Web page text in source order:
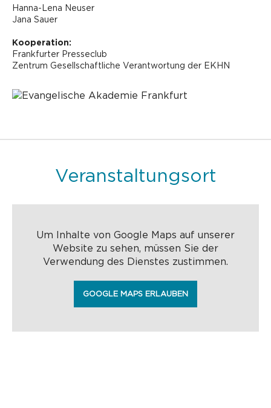
Hanna-Lena Neuser
Jana Sauer
Kooperation:
Frankfurter Presseclub
Zentrum Gesellschaftliche Verantwortung der EKHN
Veranstaltungsort
Um Inhalte von Google Maps auf unserer
Website zu sehen, müssen Sie der
Verwendung des Dienstes zustimmen.
GOOGLE MAPS ERLAUBEN